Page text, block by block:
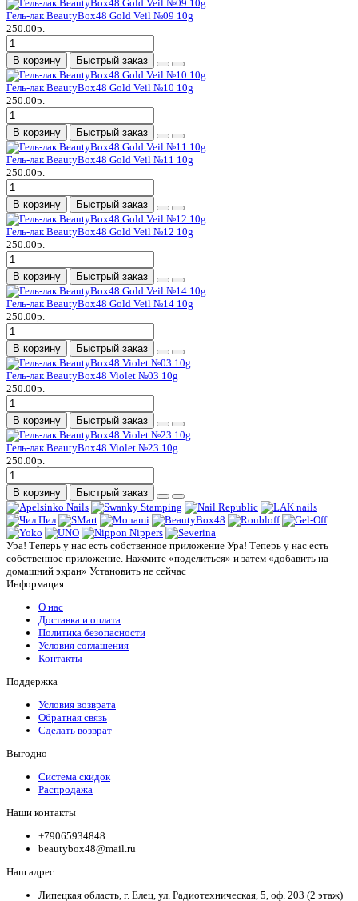
Гель-лак BeautyBox48 Gold Veil №09 10g
250.00р.
В корзину Быстрый заказ
Гель-лак BeautyBox48 Gold Veil №10 10g
250.00р.
В корзину Быстрый заказ
Гель-лак BeautyBox48 Gold Veil №11 10g
250.00р.
В корзину Быстрый заказ
Гель-лак BeautyBox48 Gold Veil №12 10g
250.00р.
В корзину Быстрый заказ
Гель-лак BeautyBox48 Gold Veil №14 10g
250.00р.
В корзину Быстрый заказ
Гель-лак BeautyBox48 Violet №03 10g
250.00р.
В корзину Быстрый заказ
Гель-лак BeautyBox48 Violet №23 10g
250.00р.
В корзину Быстрый заказ
Ура! Теперь у нас есть собственное приложение Ура! Теперь у нас есть
собственное приложение. Нажмите «поделиться» и затем «добавить на
домашний экран» Установить не сейчас
Информация
О нас
Доставка и оплата
Политика безопасности
Условия соглашения
Контакты
Поддержка
Условия возврата
Обратная связь
Сделать возврат
Выгодно
Система скидок
Распродажа
Наши контакты
+79065934848
beautybox48@mail.ru
Наш адрес
Липецкая область, г. Елец, ул. Радиотехническая, 5, оф. 203 (2 этаж)